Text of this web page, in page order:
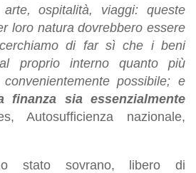
ospitalità, viaggi: queste
loro natura dovrebbero essere
di far sì che i beni
proprio interno quanto più
possibile; e
finanza sia essenzialmente
Autosufficienza nazionale,
stato sovrano, libero di